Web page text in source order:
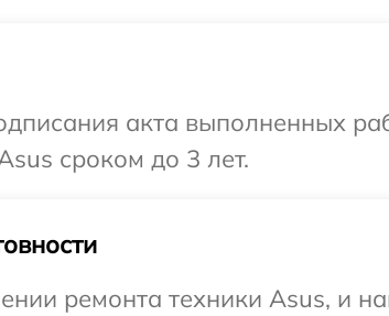
акта выполненных
сроком до 3 лет.
ремонта техники Asus, и